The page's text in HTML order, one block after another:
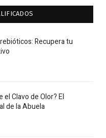
Recupera tu
el Clavo de Olor? El
de la Abuela